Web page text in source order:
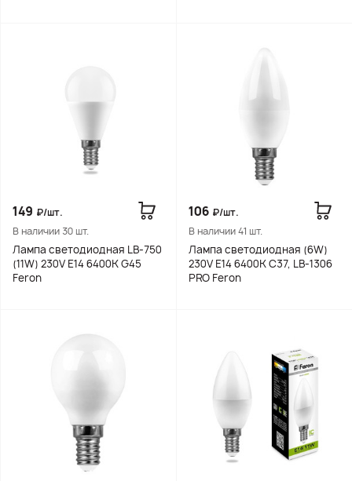
149 ₽/шт.
В наличии 30 шт.
Лампа светодиодная LB-750
(11W) 230V E14 6400K G45
Feron
106 ₽/шт.
В наличии 41 шт.
Лампа светодиодная (6W)
230V E14 6400K C37, LB-1306
PRO Feron